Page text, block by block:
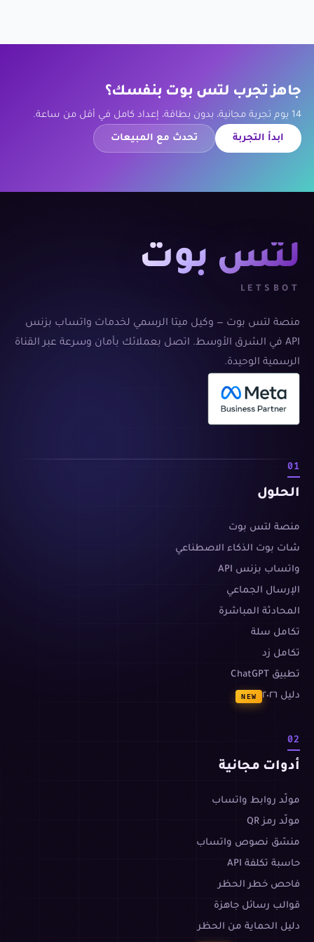
جاهز تجرب لتس بوت بنفسك؟
14 يوم تجربة مجانية، بدون بطاقة، إعداد كامل في أقل من ساعة.
ابدأ التجربة تحدث مع المبيعات
لتس بوت
LETSBOT
منصة لتس بوت — وكيل ميتا الرسمي لخدمات واتساب بزنس
API في الشرق الأوسط. اتصل بعملائك بأمان وسرعة عبر القناة
الرسمية الوحيدة.
01
الحلول
منصة لتس بوت
شات بوت الذكاء الاصطناعي
واتساب بزنس API
الإرسال الجماعي
المحادثة المباشرة
تكامل سلة
تكامل زد
تطبيق ChatGPT
دليل ٢٠٢٦
NEW
02
أدوات مجانية
مولّد روابط واتساب
مولّد رمز QR
منسّق نصوص واتساب
حاسبة تكلفة API
فاحص خطر الحظر
قوالب رسائل جاهزة
دليل الحماية من الحظر